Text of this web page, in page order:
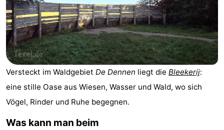
Den
Burg
-
Den
Hoorn
-
De
Cocksdorp
-
De
-
De
-
Versteckt im Waldgebiet De Dennen liegt die Bleekerij:
eine stille Oase aus Wiesen, Wasser und Wald, wo sich
Vögel, Rinder und Ruhe begegnen.
Was kann man beim